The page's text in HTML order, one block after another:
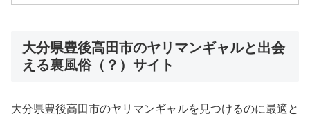
大分県豊後高田市のヤリマンギャルと出会
える裏風俗（？）サイト
大分県豊後高田市のヤリマンギャルを見つけるのに最適と